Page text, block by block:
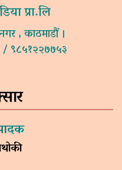
प्रा.लि
, काठमाडौं ।
९८५१२२७७५३